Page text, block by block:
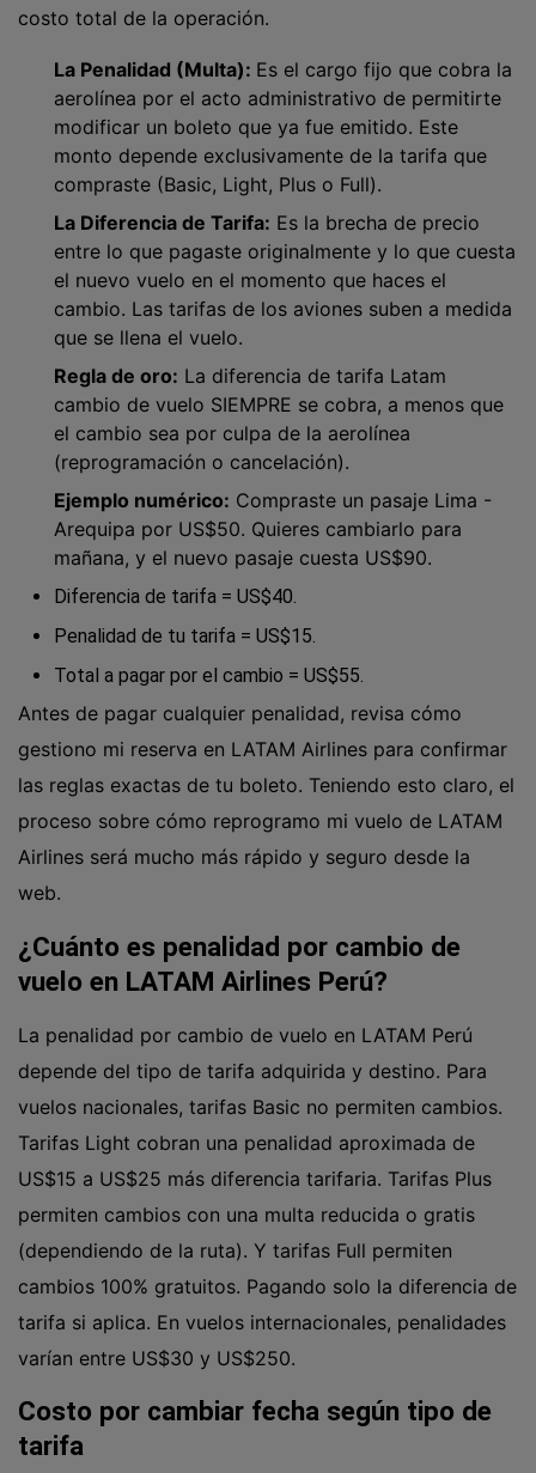
costo total de la operación.
La Penalidad (Multa): Es el cargo fijo que cobra la
aerolínea por el acto administrativo de permitirte
modificar un boleto que ya fue emitido. Este
monto depende exclusivamente de la tarifa que
compraste (Basic, Light, Plus o Full).
La Diferencia de Tarifa: Es la brecha de precio
entre lo que pagaste originalmente y lo que cuesta
el nuevo vuelo en el momento que haces el
cambio. Las tarifas de los aviones suben a medida
que se llena el vuelo.
Regla de oro: La diferencia de tarifa Latam
cambio de vuelo SIEMPRE se cobra, a menos que
el cambio sea por culpa de la aerolínea
(reprogramación o cancelación).
Ejemplo numérico: Compraste un pasaje Lima -
Arequipa por US$50. Quieres cambiarlo para
mañana, y el nuevo pasaje cuesta US$90.
Diferencia de tarifa = US$40.
Penalidad de tu tarifa = US$15.
Total a pagar por el cambio = US$55.
Antes de pagar cualquier penalidad, revisa cómo
gestiono mi reserva en LATAM Airlines para confirmar
las reglas exactas de tu boleto. Teniendo esto claro, el
proceso sobre cómo reprogramo mi vuelo de LATAM
Airlines será mucho más rápido y seguro desde la
web.
¿Cuánto es penalidad por cambio de
vuelo en LATAM Airlines Perú?
La penalidad por cambio de vuelo en LATAM Perú
depende del tipo de tarifa adquirida y destino. Para
vuelos nacionales, tarifas Basic no permiten cambios.
Tarifas Light cobran una penalidad aproximada de
US$15 a US$25 más diferencia tarifaria. Tarifas Plus
permiten cambios con una multa reducida o gratis
(dependiendo de la ruta). Y tarifas Full permiten
cambios 100% gratuitos. Pagando solo la diferencia de
tarifa si aplica. En vuelos internacionales, penalidades
varían entre US$30 y US$250.
Costo por cambiar fecha según tipo de
tarifa